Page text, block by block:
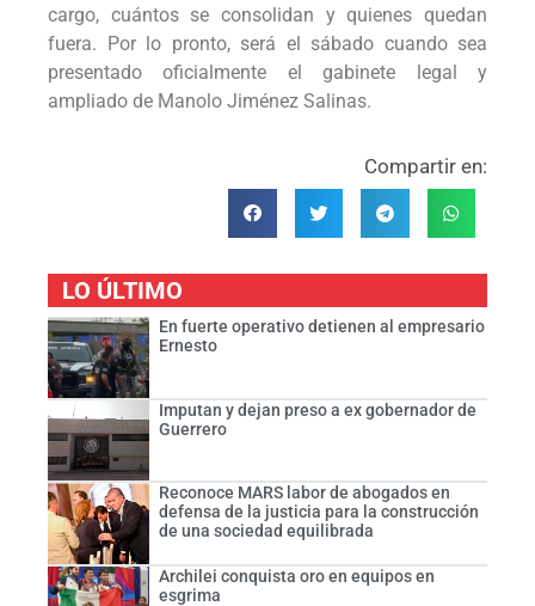
cargo, cuántos se consolidan y quienes quedan
fuera. Por lo pronto, será el sábado cuando sea
presentado oficialmente el gabinete legal y
ampliado de Manolo Jiménez Salinas.
Compartir en:
LO ÚLTIMO
En fuerte operativo detienen al empresario
Ernesto
Imputan y dejan preso a ex gobernador de
Guerrero
Reconoce MARS labor de abogados en
defensa de la justicia para la construcción
de una sociedad equilibrada
Archilei conquista oro en equipos en
esgrima